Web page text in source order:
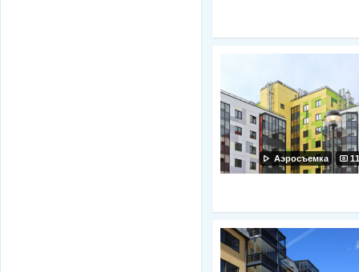
Аэросъемка